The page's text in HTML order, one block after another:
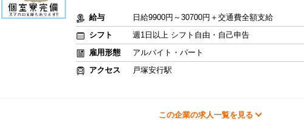
給与
日給9900円～30700円＋交通費全額支給
シフト
週1日以上 シフト自由・自己申告
雇用形態
アルバイト・パート
アクセス
戸塚安行駅
この企業の求人一覧を見る